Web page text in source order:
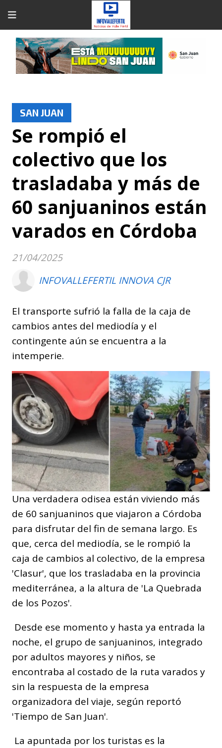
Se rompió el
colectivo que los
trasladaba y más de
60 sanjuaninos están
varados en Córdoba
El transporte sufrió la falla de la caja de
cambios antes del mediodía y el
contingente aún se encuentra a la
intemperie.
SAN JUAN
21/04/2025
INFOVALLEFERTIL INNOVA CJR
Una verdadera odisea están viviendo más
de 60 sanjuaninos que viajaron a Córdoba
para disfrutar del fin de semana largo. Es
que, cerca del mediodía, se le rompió la
caja de cambios al colectivo, de la empresa
'Clasur', que los trasladaba en la provincia
mediterránea, a la altura de 'La Quebrada
de los Pozos'.
Desde ese momento y hasta ya entrada la
noche, el grupo de sanjuaninos, integrado
por adultos mayores y niños, se
encontraba al costado de la ruta varados y
sin la respuesta de la empresa
organizadora del viaje, según reportó
'Tiempo de San Juan'.
La apuntada por los turistas es la